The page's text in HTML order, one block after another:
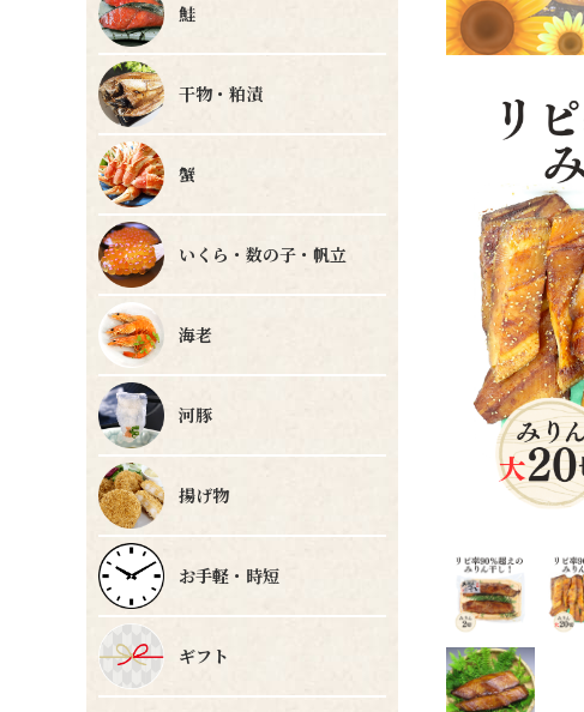
鮭
干物・粕漬
蟹
いくら・数の子・帆立
海老
河豚
揚げ物
お手軽・時短
ギフト